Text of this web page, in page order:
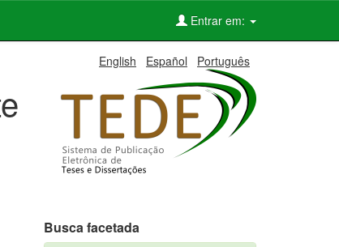
Entrar em:
English Español Português
Busca facetada